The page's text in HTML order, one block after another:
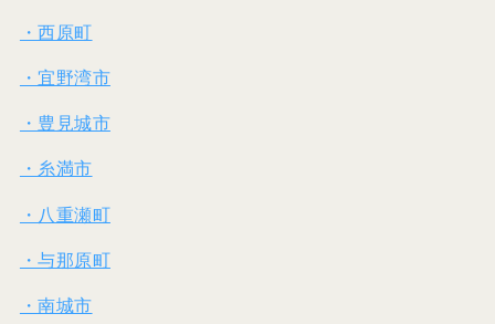
・西原町
・宜野湾市
・豊見城市
・糸満市
・八重瀬町
・与那原町
・南城市